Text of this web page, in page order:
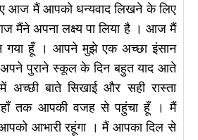
आज मैं आपको धन्यवाद लिखने के लिए
मैंने अपना लक्ष्य पा लिया है । आज मैं
गया हूँ । आपने मुझे एक अच्छा इंसान
पुराने स्कूल के दिन बहुत याद आते
बाते सिखाई और सही रास्ता
तक आपकी वजह से पहुंचा हूँ । मैं
आभारी रहूंगा । मैं आपका दिल से